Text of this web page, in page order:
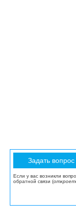
Если у вас возникли
обратной связи (